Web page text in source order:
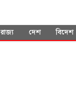
রাজ্য দেশ বিদেশ